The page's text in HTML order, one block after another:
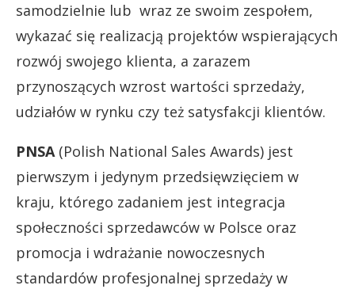
samodzielnie lub wraz ze swoim zespołem,
wykazać się realizacją projektów wspierających
rozwój swojego klienta, a zarazem
przynoszących wzrost wartości sprzedaży,
udziałów w rynku czy też satysfakcji klientów.
PNSA (Polish National Sales Awards) jest
pierwszym i jedynym przedsięwzięciem w
kraju, którego zadaniem jest integracja
społeczności sprzedawców w Polsce oraz
promocja i wdrażanie nowoczesnych
standardów profesjonalnej sprzedaży w